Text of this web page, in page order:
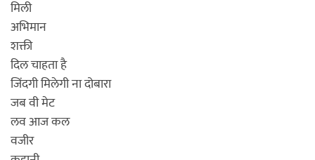
मिली
अभिमान
शक्ती
दिल चाहता है
जिंदगी मिलेगी ना दोबारा
जब वी मेट
लव आज कल
वजीर